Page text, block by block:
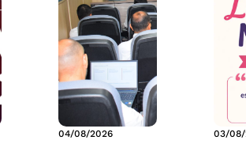
04/08/2026 03/08/2026